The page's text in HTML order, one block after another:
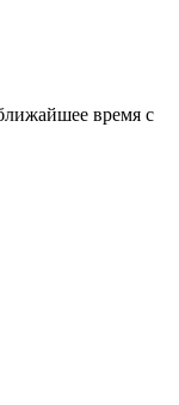
время с